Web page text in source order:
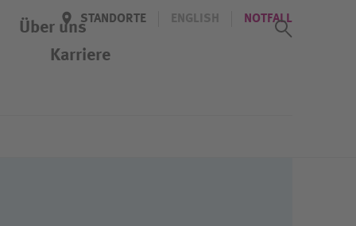
STANDORTE ENGLISH NOTFALL
Über uns
Karriere